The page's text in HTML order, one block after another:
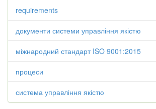
requirements
документи системи управління якістю
міжнародний стандарт ISO 9001:2015
процеси
система управління якістю